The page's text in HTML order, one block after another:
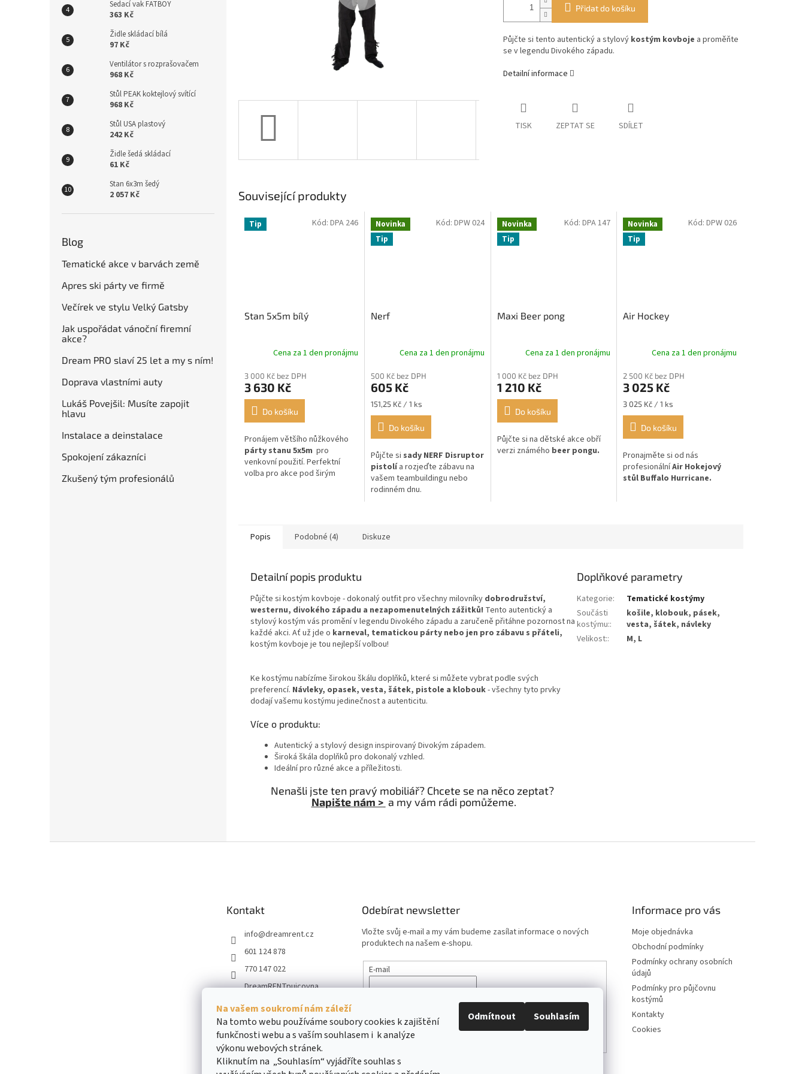
Na vašem soukromí nám záleží
Na tomto webu používáme soubory cookies k zajištění
funkčnosti webu a s vaším souhlasem i k analýze
výkonu webových stránek.
Kliknutím na „Souhlasím“ vyjádříte souhlas s
Odmítnout Souhlasím
Sedací vak FATBOY
363 Kč
Židle skládací bílá
97 Kč
Ventilátor s rozprašovačem
968 Kč
Stůl PEAK koktejlový svítící
968 Kč
Stůl USA plastový
242 Kč
Židle šedá skládací
61 Kč
Stan 6x3m šedý
2 057 Kč
Blog
Tematické akce v barvách země
Apres ski párty ve firmě
Večírek ve stylu Velký Gatsby
Jak uspořádat vánoční firemní
akce?
Dream PRO slaví 25 let a my s ním!
Doprava vlastními auty
Lukáš Povejšil: Musíte zapojit
hlavu
Instalace a deinstalace
Spokojení zákazníci
Zkušený tým profesionálů
Přidat do košíku
Půjčte si tento autentický a stylový kostým kovboje a proměňte
se v legendu Divokého západu.
Detailní informace
TISK ZEPTAT SE SDÍLET
Související produkty
Tip
Stan 5x5m bílý
Cena za 1 den pronájmu
3 000 Kč bez DPH
3 630 Kč
Do košíku
Pronájem většího nůžkového
párty stanu 5x5m pro
venkovní použití. Perfektní
volba pro akce pod širým
Kód: DPA 246
Novinka
Tip
Nerf
Cena za 1 den pronájmu
500 Kč bez DPH
605 Kč
Měrná
cena:
151,25 Kč / 1 ks
Do košíku
Půjčte si sady NERF Disruptor
pistolía rozjeďte zábavu na
vašem teambuildingu nebo
rodinném dnu.
Kód: DPW 024
Novinka
Tip
Maxi Beer pong
Cena za 1 den pronájmu
1 000 Kč bez DPH
1 210 Kč
Do košíku
Půjčte si na dětské akce obří
verzi známého beer pongu.
Kód:DPA 147
Novinka
Tip
Air Hockey
Cena za 1 den pronájmu
2 500 Kč bez DPH
3 025 Kč
Měrná
cena:
3 025 Kč / 1 ks
Do košíku
Pronajměte si od nás
profesionálníAir Hokejový
stůl Buffalo Hurricane.
Kód: DPW 026
Popis Podobné (4) Diskuze
Detailní popis produktu
Půjčte si kostým kovboje - dokonalý outfit pro všechny milovníky dobrodružství,
westernu, divokého západu a nezapomenutelných zážitků! Tento autentický a
stylový kostým vás promění v legendu Divokého západu a zaručeně přitáhne pozornost na
každé akci. Ať už jde o karneval, tematickou párty nebo jen pro zábavu s přáteli,
kostým kovboje je tou nejlepší volbou!
Ke kostýmu nabízíme širokou škálu doplňků, které si můžete vybrat podle svých
preferencí. Návleky, opasek, vesta, šátek, pistole a klobouk- všechny tyto prvky
dodají vašemu kostýmu jedinečnost a autenticitu.
Více o produktu:
Autentický a stylový design inspirovaný Divokým západem.
Široká škála doplňků pro dokonalý vzhled.
Ideální pro různé akce a příležitosti.
Nenašli jste ten pravý mobiliář? Chcete se na něco zeptat?
Napište nám > a my vám rádi pomůžeme.
Doplňkové parametry
Kategorie:
Tematické kostýmy
Součásti
kostýmu::
košile, klobouk, pásek,
vesta, šátek, návleky
Velikost:: M, L
Kontakt
info@dreamrent.cz
601 124 878
770 147 022
DreamRENTpujcovna
dream_rent_pujcovna_m
obiliare
Odebírat newsletter
Vložte svůj e-mail a my vám budeme zasílat informace o nových
produktech na našem e-shopu.
E-mail
PŘIHLÁSIT SE
Informace pro vás
Moje objednávka
Obchodní podmínky
Podmínky ochrany osobních
údajů
Podmínky pro půjčovnu
kostýmů
Kontakty
Cookies